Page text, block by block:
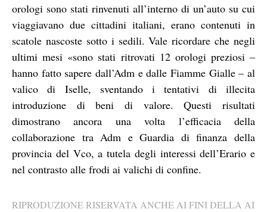
orologi sono stati rinvenuti all’interno di un’auto su cui
viaggiavano due cittadini italiani, erano contenuti in
scatole nascoste sotto i sedili. Vale ricordare che negli
ultimi mesi «sono stati ritrovati 12 orologi preziosi –
hanno fatto sapere dall’Adm e dalle Fiamme Gialle – al
valico di Iselle, sventando i tentativi di illecita
introduzione di beni di valore. Questi risultati
dimostrano ancora una volta l’efficacia della
collaborazione tra Adm e Guardia di finanza della
provincia del Vco, a tutela degli interessi dell’Erario e
nel contrasto alle frodi ai valichi di confine.
RIPRODUZIONE RISERVATA ANCHE AI FINI DELLA AI